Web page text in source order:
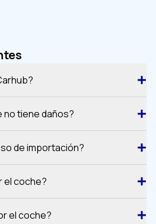
no tiene daños?
de importación?
el coche?
el coche?